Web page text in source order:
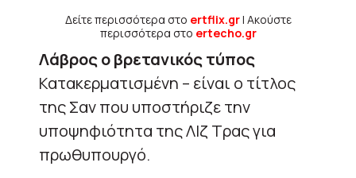
Δείτε περισσότερα στο ertflix.gr| Ακούστε
περισσότερα στο ertecho.gr
Λάβρος ο βρετανικός τύπος
Κατακερματισμένη – είναι ο τίτλος
της Σαν που υποστήριζε την
υποψηφιότητα της ΛΙζ Τρας για
πρωθυπουργό.